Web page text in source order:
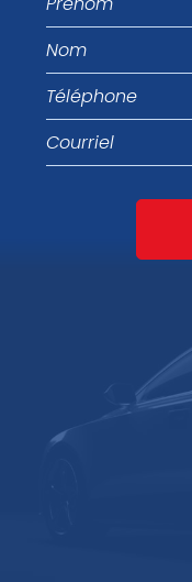
Nom
Téléphone
Courriel